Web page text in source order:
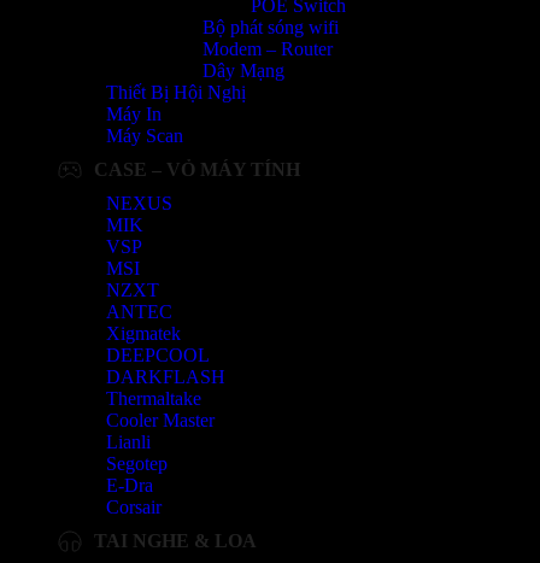
POE Switch
Bộ phát sóng wifi
Modem – Router
Dây Mạng
Thiết Bị Hội Nghị
Máy In
Máy Scan
CASE – VỎ MÁY TÍNH
NEXUS
MIK
VSP
MSI
NZXT
ANTEC
Xigmatek
DEEPCOOL
DARKFLASH
Thermaltake
Cooler Master
Lianli
Segotep
E-Dra
Corsair
TAI NGHE & LOA